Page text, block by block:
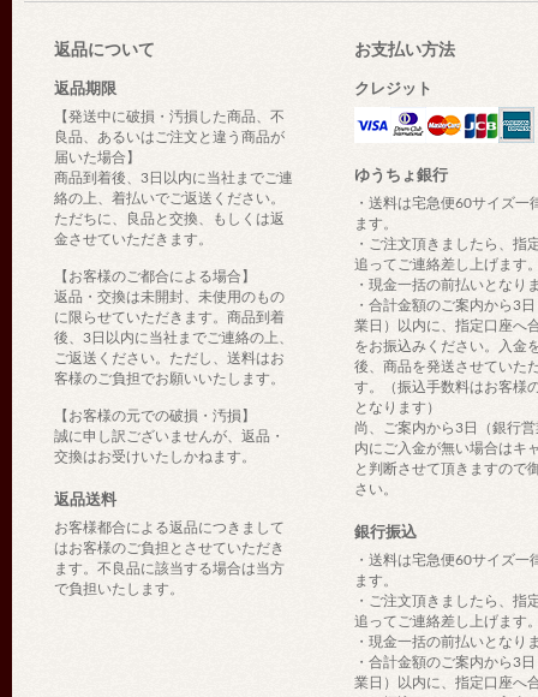
返品について
返品期限
【発送中に破損・汚損した商品、不
良品、あるいはご注文と違う商品が
届いた場合】
商品到着後、3日以内に当社までご連
絡の上、着払いでご返送ください。
ただちに、良品と交換、もしくは返
金させていただきます。
【お客様のご都合による場合】
返品・交換は未開封、未使用のもの
に限らせていただきます。商品到着
後、3日以内に当社までご連絡の上、
ご返送ください。ただし、送料はお
客様のご負担でお願いいたします。
【お客様の元での破損・汚損】
誠に申し訳ございませんが、返品・
交換はお受けいたしかねます。
返品送料
お客様都合による返品につきまして
はお客様のご負担とさせていただき
ます。不良品に該当する場合は当方
で負担いたします。
お支払い方法
クレジット
ゆうちょ銀行
・送料は宅急便60サイズ一
ます。
・ご注文頂きましたら、指
追ってご連絡差し上げます
・現金一括の前払いとなり
・合計金額のご案内から3
業日）以内に、指定口座へ
をお振込みください。入金
後、商品を発送させていた
す。（振込手数料はお客様
となります）
尚、ご案内から3日（銀行
内にご入金が無い場合はキ
と判断させて頂きますので
さい。
銀行振込
・送料は宅急便60サイズ一
ます。
・ご注文頂きましたら、指
追ってご連絡差し上げます
・現金一括の前払いとなり
・合計金額のご案内から3
業日）以内に、指定口座へ